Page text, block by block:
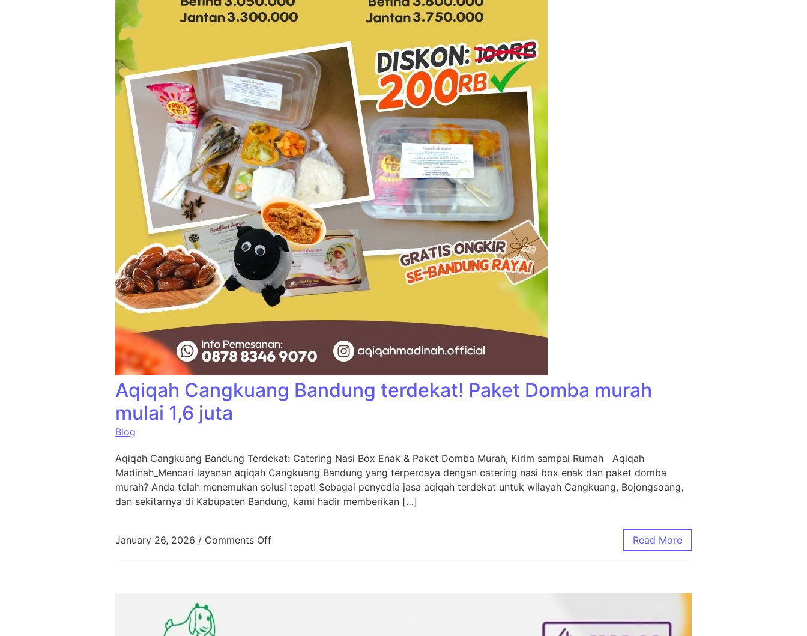
Aqiqah Cangkuang Bandung terdekat! Paket Domba murah
mulai 1,6 juta
Blog
Aqiqah Cangkuang Bandung Terdekat: Catering Nasi Box Enak & Paket Domba Murah, Kirim sampai Rumah Aqiqah
Madinah_Mencari layanan aqiqah Cangkuang Bandung yang terpercaya dengan catering nasi box enak dan paket domba
murah? Anda telah menemukan solusi tepat! Sebagai penyedia jasa aqiqah terdekat untuk wilayah Cangkuang, Bojongsoang,
dan sekitarnya di Kabupaten Bandung, kami hadir memberikan […]
January 26, 2026 / Comments Off Read More